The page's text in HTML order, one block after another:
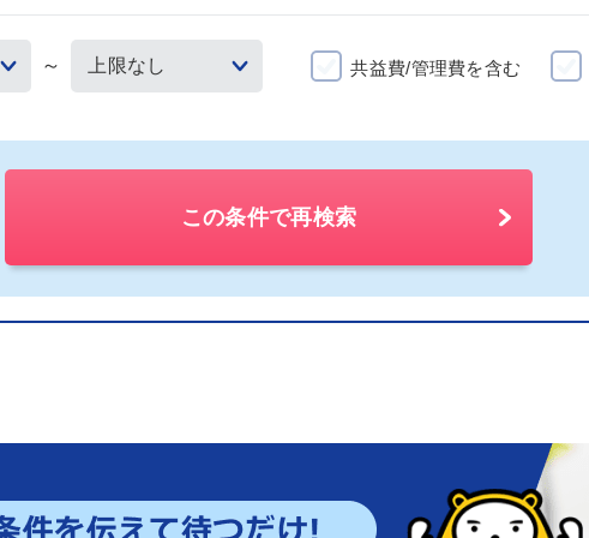
～ 共益費/管理費を含む
この条件で再検索